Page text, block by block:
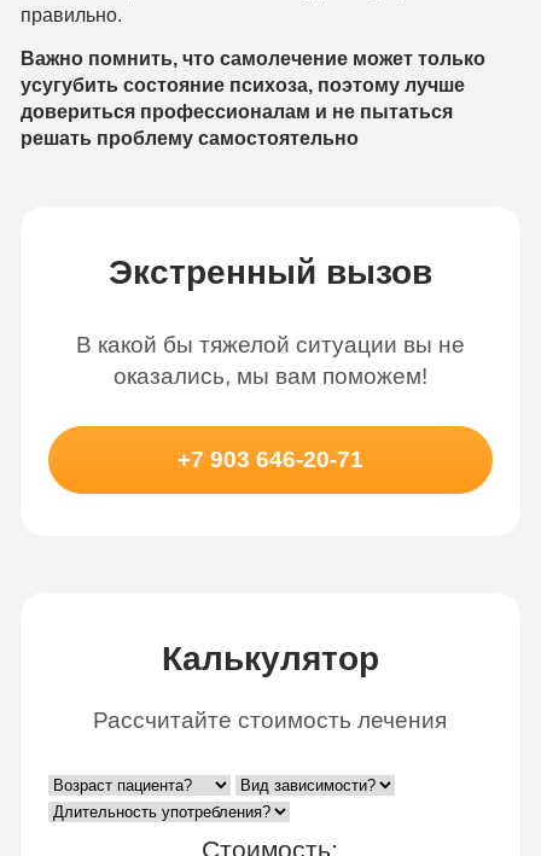
правильно.
Важно помнить, что самолечение может только
усугубить состояние психоза, поэтому лучше
довериться профессионалам и не пытаться
решать проблему самостоятельно
Экстренный вызов
В какой бы тяжелой ситуации вы не
оказались, мы вам поможем!
+7 903 646-20-71
Калькулятор
Рассчитайте стоимость лечения
Стоимость: